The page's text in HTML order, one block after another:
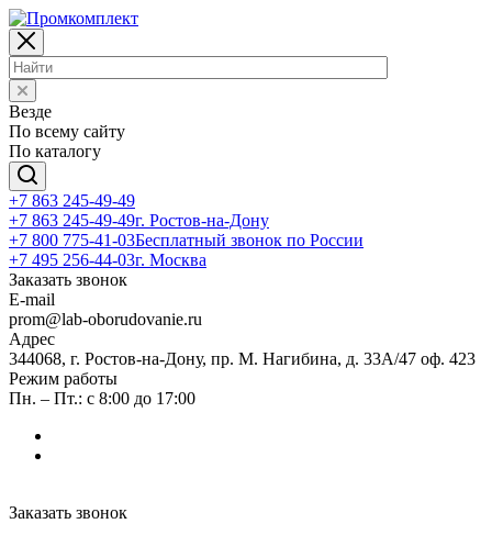
Везде
По всему сайту
По каталогу
+7 863 245-49-49
+7 863 245-49-49г. Ростов-на-Дону
+7 800 775-41-03Бесплатный звонок по России
+7 495 256-44-03г. Москва
Заказать звонок
E-mail
prom@lab-oborudovanie.ru
Адрес
344068, г. Ростов-на-Дону, пр. М. Нагибина, д. 33А/47 оф. 423
Режим работы
Пн. – Пт.: с 8:00 до 17:00
Заказать звонок